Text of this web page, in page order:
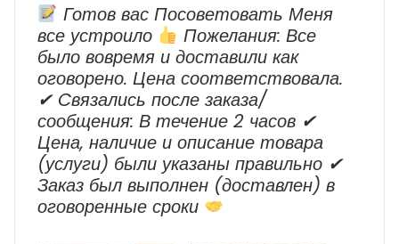
Готов вас Посоветовать Меня
все устроило
Пожелания: Все
было вовремя и доставили как
оговорено. Цена соответствовала.
✔ Cвязались после заказа/
сообщения: В течение 2 часов ✔
Цена, наличие и описание товара
(услуги) были указаны правильно ✔
Заказ был выполнен (доставлен) в
оговоренные сроки